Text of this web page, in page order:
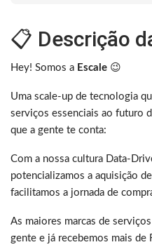
📋 Descrição
Hey! Somos a Escale 😉
Uma scale-up de tecnologia
serviços essenciais ao futuro
que a gente te conta:
Com a nossa cultura Data-
potencializamos a aquisição
facilitamos a jornada de
As maiores marcas de
gente e já recebemos mais